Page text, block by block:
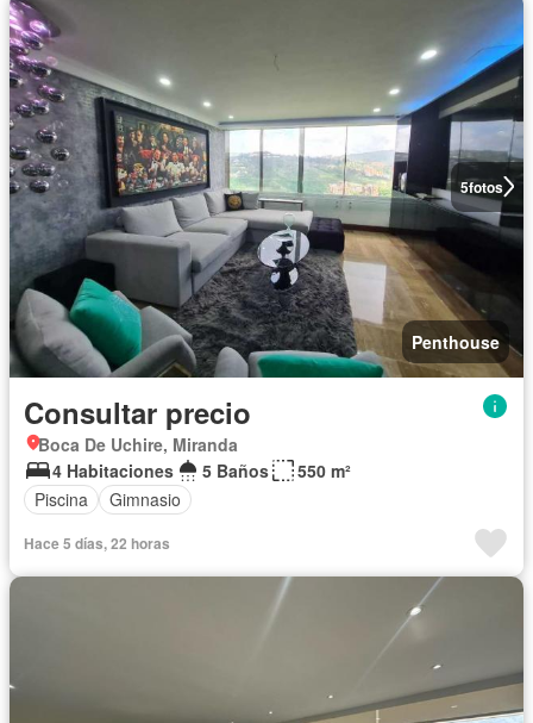
5fotos
Penthouse
Consultar precio
Boca De Uchire, Miranda
4 Habitaciones
5 Baños
550 m²
Piscina
Gimnasio
Hace 5 días, 22 horas